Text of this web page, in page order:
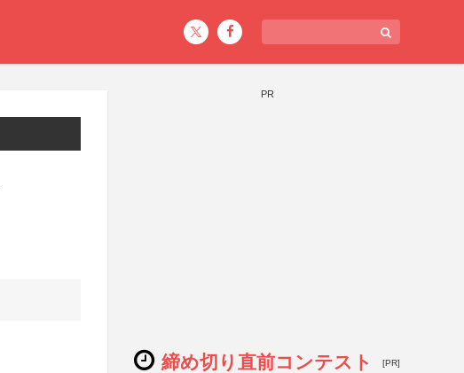
PR
締め切り直前コンテスト [PR]